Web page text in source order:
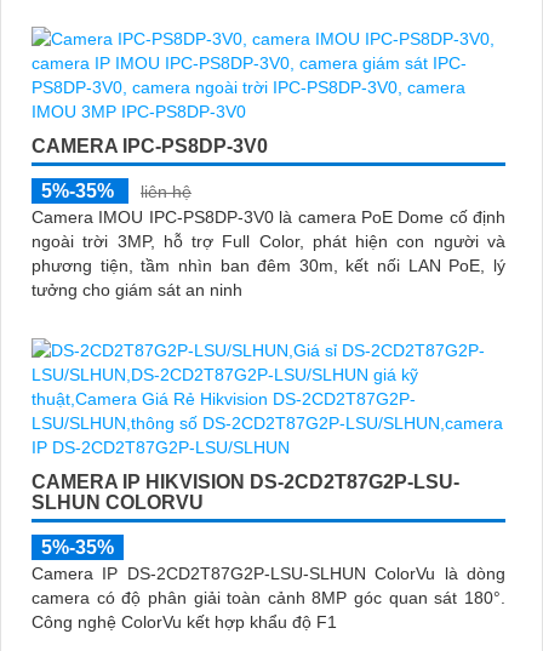
CAMERA IPC-PS8DP-3V0
5%-35%
liên hệ
Camera IMOU IPC-PS8DP-3V0 là camera PoE Dome cố định
ngoài trời 3MP, hỗ trợ Full Color, phát hiện con người và
phương tiện, tầm nhìn ban đêm 30m, kết nối LAN PoE, lý
tưởng cho giám sát an ninh
CAMERA IP HIKVISION DS-2CD2T87G2P-LSU-
SLHUN COLORVU
5%-35%
Camera IP DS-2CD2T87G2P-LSU-SLHUN ColorVu là dòng
camera có độ phân giải toàn cảnh 8MP góc quan sát 180°.
Công nghệ ColorVu kết hợp khẩu độ F1